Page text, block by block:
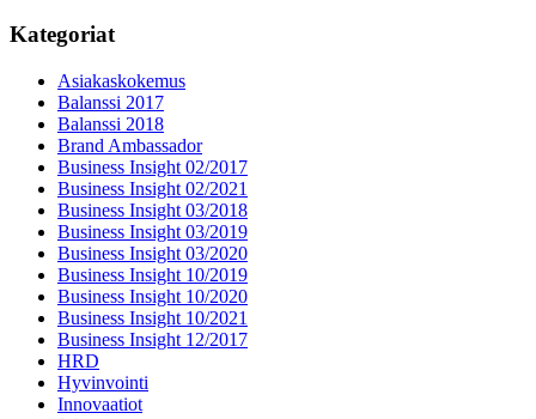
Kategoriat
Asiakaskokemus
Balanssi 2017
Balanssi 2018
Brand Ambassador
Business Insight 02/2017
Business Insight 02/2021
Business Insight 03/2018
Business Insight 03/2019
Business Insight 03/2020
Business Insight 10/2019
Business Insight 10/2020
Business Insight 10/2021
Business Insight 12/2017
HRD
Hyvinvointi
Innovaatiot